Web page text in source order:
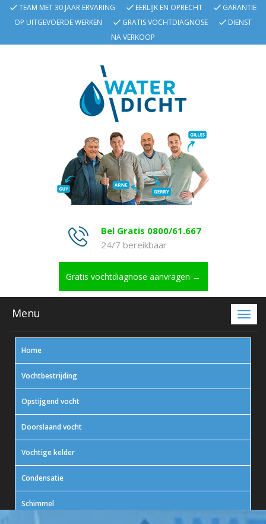
TEAM MET 30 JAAR ERVARING EERLIJK EN OPRECHT
GARANTIE
OP UITGEVOERDE WERKEN
GRATIS VOCHTDIAGNOSE
DIENST
NA VERKOOP
Bel Gratis 0800/61.667
24/7 bereikbaar
Gratis vochtdiagnose aanvragen →
Menu
Home
Vochtbestrijding
Opstijgend vocht
Doorslaand vocht
Vochtige kelder
Condensatie
Schimmel